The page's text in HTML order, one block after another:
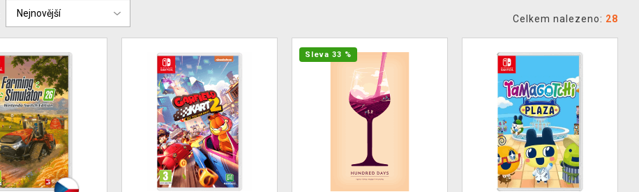
Celkem nalezeno: 28
Sleva 33 %